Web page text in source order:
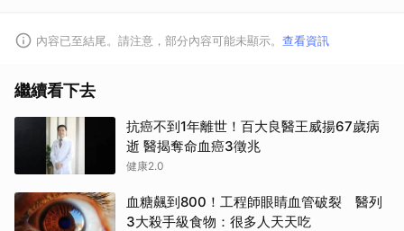
內容已至結尾。請注意，部分內容可能未顯示。 查看資訊
繼續看下去
抗癌不到1年離世！百大良醫王威揚67歲病
逝 醫揭奪命血癌3徵兆
健康2.0
血糖飆到800！工程師眼睛血管破裂 醫列
3大殺手級食物：很多人天天吃